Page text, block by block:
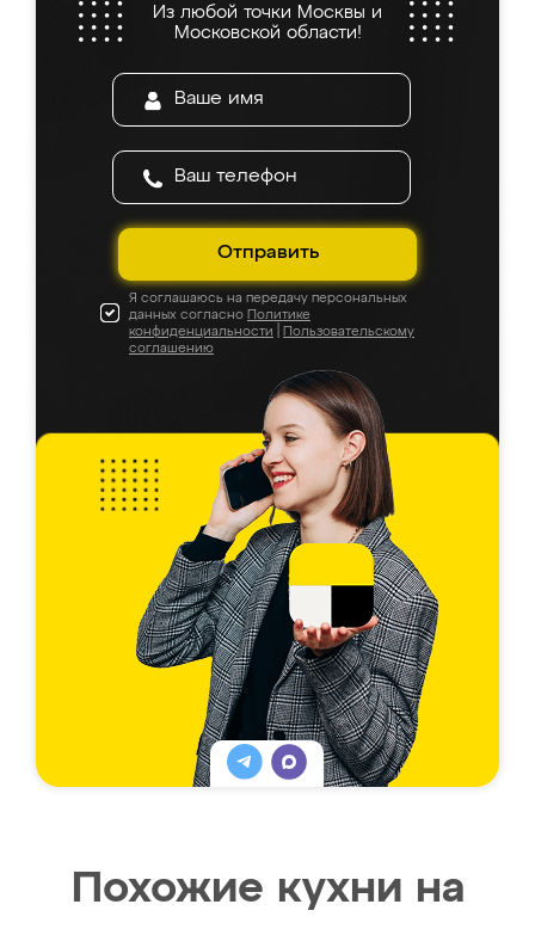
Из любой точки Москвы и
Московской области!
Отправить
Я соглашаюсь на передачу персональных
данных согласно Политике
конфиденциальности
Пользовательскому
соглашению
Похожие кухни на